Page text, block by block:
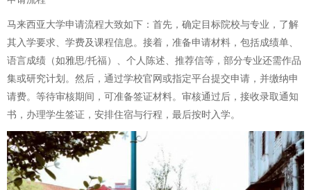
马来西亚大学申请流程大致如下：首先，确定目标院校与专业，了解
其入学要求、学费及课程信息。接着，准备申请材料，包括成绩单、
语言成绩（如雅思/托福）、个人陈述、推荐信等，部分专业还需作品
集或研究计划。然后，通过学校官网或指定平台提交申请，并缴纳申
请费。等待审核期间，可准备签证材料。审核通过后，接收录取通知
书，办理学生签证，安排住宿与行程，最后按时入学。